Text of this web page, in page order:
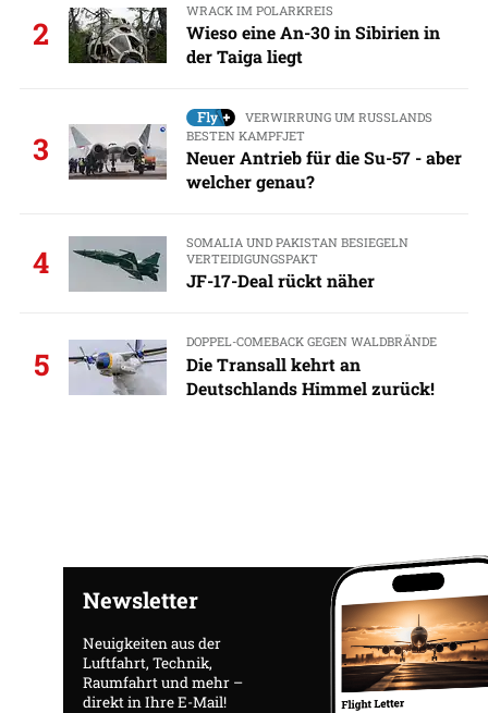
2
WRACK IM POLARKREIS
Wieso eine An-30 in Sibirien in
der Taiga liegt
3
VERWIRRUNG UM RUSSLANDS
BESTEN KAMPFJET
Neuer Antrieb für die Su-57 - aber
welcher genau?
4
SOMALIA UND PAKISTAN BESIEGELN
VERTEIDIGUNGSPAKT
JF-17-Deal rückt näher
5
DOPPEL-COMEBACK GEGEN WALDBRÄNDE
Die Transall kehrt an
Deutschlands Himmel zurück!
Newsletter
Neuigkeiten aus der
Luftfahrt, Technik,
Raumfahrt und mehr –
direkt in Ihre E-Mail!